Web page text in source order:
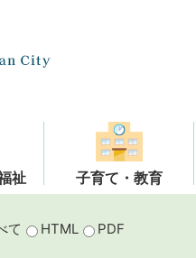
祉 子育て・教育
て HTML PDF